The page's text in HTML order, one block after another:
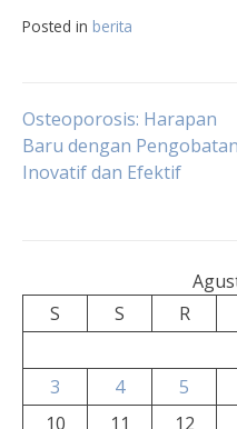
Posted in berita
Navigasi
pos
Osteoporosis: Harapan
Baru dengan Pengobatan
Inovatif dan Efektif
S
S R
3
4 5
10
11 12